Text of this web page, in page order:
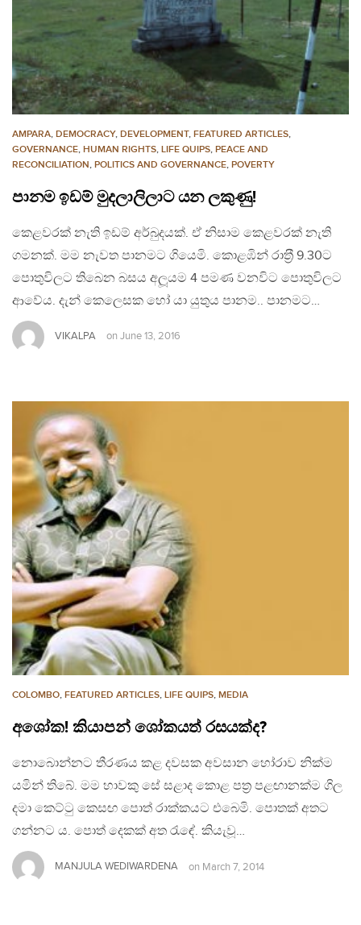
AMPARA, DEMOCRACY, DEVELOPMENT, FEATURED ARTICLES,
GOVERNANCE, HUMAN RIGHTS, LIFE QUIPS, PEACE AND
RECONCILIATION, POLITICS AND GOVERNANCE, POVERTY
පානම ඉඩම් මුදලාලිලාට යන ලකුණු!
කෙළවරක් නැති ඉඩම් අර්බුදයක්. ඒ නිසාම කෙළවරක් නැති
ගමනක්. මම නැවත පානමට ගියෙමි. කොළඹින් රාත‍්‍රී 9.30ට
පොතුවිලට තිබෙන බසය අලූයම 4 පමණ වනවිට පොතුවිලට
ආවේය. දැන් කෙලෙසක හෝ යා යුතුය පානම.. පානමට…
VIKALPA on June 13, 2016
COLOMBO, FEATURED ARTICLES, LIFE QUIPS, MEDIA
අශෝක! කියාපන් ශෝකයත් රසයක්ද?
නොබොන්නට තීරණය කළ දවසක අවසාන හෝරාව නික්ම
යමින් තිබේ. මම හාවකු සේ සළාද කොළ පත්‍ර පළඟානක්ම ගිල
දමා කෙට්ටු කෙසඟ පොත් රාක්කයට එබෙමි. පොතක් අතට
ගන්නට ය. පොත් දෙකක් අත රැඳේ. කියැවූ…
MANJULA WEDIWARDENA on March 7, 2014